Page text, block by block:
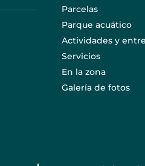
Parcelas
Parque acuático
Actividades y
Servicios
En la zona
Galería de fotos